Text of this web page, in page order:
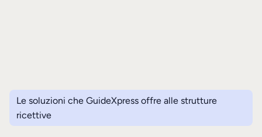
Le soluzioni che GuideXpress offre alle strutture
ricettive